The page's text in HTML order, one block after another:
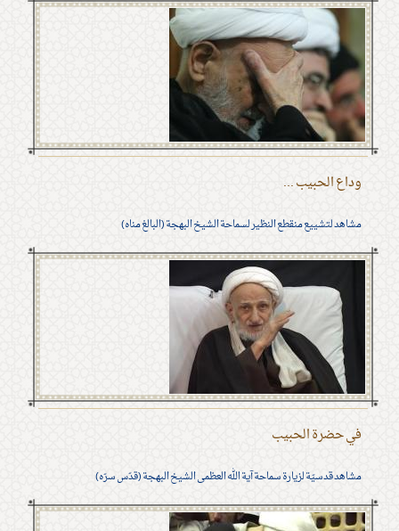
وداع الحبيب ...
مشاهد لتشييع منقطع النظير لسماحة الشيخ البهجة (البالغ مناه)
في حضرة الحبيب
مشاهد قدسيّة لزيارة سماحة آية الله العظمى الشيخ البهجة (قدّس سرّه)